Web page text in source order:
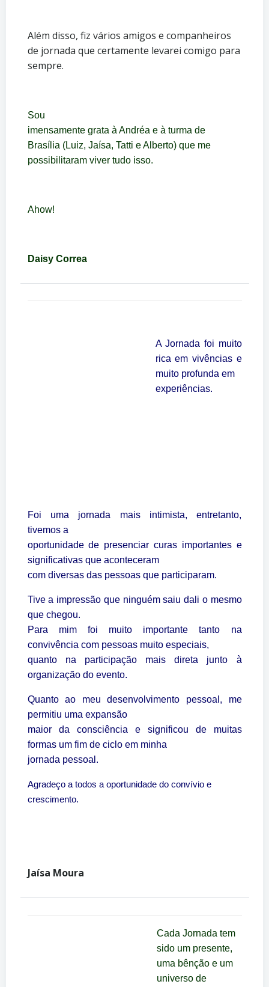
Além disso, fiz vários amigos e companheiros
de jornada que certamente levarei comigo para
sempre.
Sou
imensamente grata à Andréa e à turma de
Brasília (Luiz, Jaísa, Tatti e Alberto) que me
possibilitaram viver tudo isso.
Ahow!
Daisy Correa
A Jornada foi muito
rica em vivências e
muito profunda em
experiências.
Foi uma jornada mais intimista, entretanto,
tivemos a
oportunidade de presenciar curas importantes e
significativas que aconteceram
com diversas das pessoas que participaram.
Tive a impressão que ninguém saiu dali o mesmo
que chegou.
Para mim foi muito importante tanto na
convivência com pessoas muito especiais,
quanto na participação mais direta junto à
organização do evento.
Quanto ao meu desenvolvimento pessoal, me
permitiu uma expansão
maior da consciência e significou de muitas
formas um fim de ciclo em minha
jornada pessoal.
Agradeço a todos a oportunidade do convívio e
crescimento.
Jaísa Moura
Cada Jornada tem
sido um presente,
uma bênção e um
universo de